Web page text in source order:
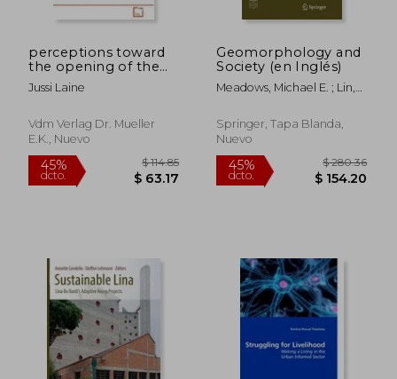
perceptions toward
the opening of the
finnish-russian border
Jussi Laine
Vdm Verlag Dr. Mueller
E.k., Nuevo
Geomorphology and
Society (en Inglés)
Meadows, Michael E. ; Lin,
Springer, Tapa Blanda,
Nuevo